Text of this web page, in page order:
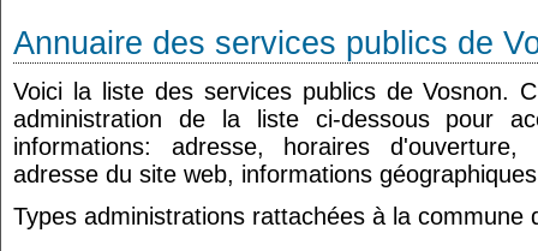
Annuaire des services publics de
Voici la liste des services publics de Vosnon.
administration de la liste ci-dessous pour
informations: adresse, horaires
adresse du site web, informations
Types administrations rattachées à la commune